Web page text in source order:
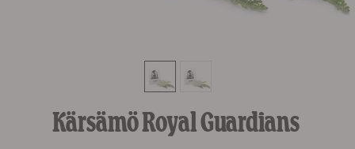
Kärsämö Royal Guardians